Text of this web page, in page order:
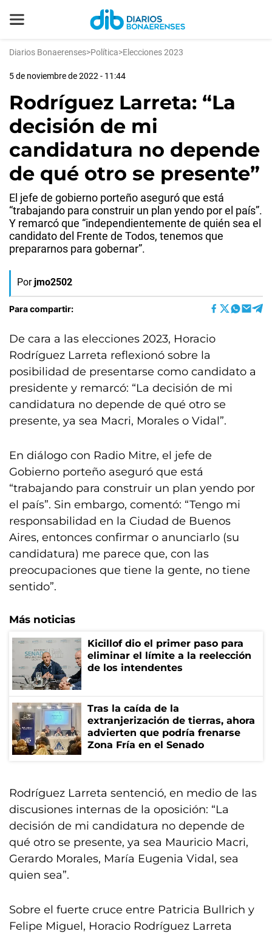
Diarios Bonaerenses>Política>Elecciones 2023
5 de noviembre de 2022 - 11:44
Rodríguez Larreta: “La
decisión de mi
candidatura no depende
de qué otro se presente”
El jefe de gobierno porteño aseguró que está
“trabajando para construir un plan yendo por el país”.
Y remarcó que “independientemente de quién sea el
candidato del Frente de Todos, tenemos que
prepararnos para gobernar”.
Por jmo2502
Para compartir:
De cara a las elecciones 2023, Horacio
Rodríguez Larreta reflexionó sobre la
posibilidad de presentarse como candidato a
presidente y remarcó: “La decisión de mi
candidatura no depende de qué otro se
presente, ya sea Macri, Morales o Vidal”.
En diálogo con Radio Mitre, el jefe de
Gobierno porteño aseguró que está
“trabajando para construir un plan yendo por
el país”. Sin embargo, comentó: “Tengo mi
responsabilidad en la Ciudad de Buenos
Aires, entonces confirmar o anunciarlo (su
candidatura) me parece que, con las
preocupaciones que tiene la gente, no tiene
sentido”.
Más noticias
Kicillof dio el primer paso para
eliminar el límite a la reelección
de los intendentes
Tras la caída de la
extranjerización de tierras, ahora
advierten que podría frenarse
Zona Fría en el Senado
Rodríguez Larreta sentenció, en medio de las
discusiones internas de la oposición: “La
decisión de mi candidatura no depende de
qué otro se presente, ya sea Mauricio Macri,
Gerardo Morales, María Eugenia Vidal, sea
quien sea”.
Sobre el fuerte cruce entre Patricia Bullrich y
Felipe Miguel, Horacio Rodríguez Larreta